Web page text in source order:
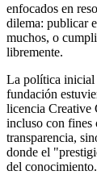
enfocados en
dilema: publicar
muchos, o
libremente.
La política inicial
fundación
licencia Creative
incluso con fines
transparencia,
donde el
del conocimiento.